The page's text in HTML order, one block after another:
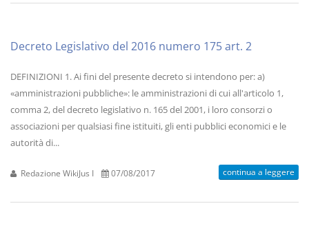
Decreto Legislativo del 2016 numero 175 art. 2
DEFINIZIONI 1. Ai fini del presente decreto si intendono per: a)
«amministrazioni pubbliche»: le amministrazioni di cui all'articolo 1,
comma 2, del decreto legislativo n. 165 del 2001, i loro consorzi o
associazioni per qualsiasi fine istituiti, gli enti pubblici economici e le
autorità di...
Redazione WikiJus I 07/08/2017 continua a leggere